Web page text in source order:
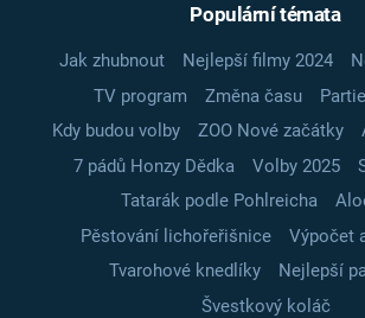
Populární témata
Jak zhubnout Nejlepší filmy 2024
TV program
Změna času Partie
Kdy budou volby
ZOO Nové začátky
7 pádů Honzy Dědka
Volby 2025
Tatarák podle Pohlreicha
Pěstování lichořeřišnice
Výpočet
Tvarohové knedlíky
Nejlepší
Švestkový koláč